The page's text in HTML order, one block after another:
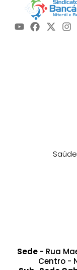
Sede- Rua
Centro -